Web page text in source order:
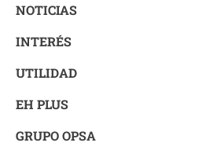
NOTICIAS
INTERÉS
UTILIDAD
EH PLUS
GRUPO OPSA